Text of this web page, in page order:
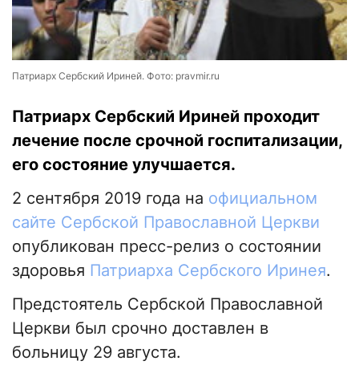
Патриарх Сербский Ириней. Фото: pravmir.ru
Патриарх Сербский Ириней проходит
лечение после срочной госпитализации,
его состояние улучшается.
2 сентября 2019 года на официальном
сайте Сербской Православной Церкви
опубликован пресс-релиз о состоянии
здоровья Патриарха Сербского Иринея.
Предстоятель Сербской Православной
Церкви был срочно доставлен в
больницу 29 августа.